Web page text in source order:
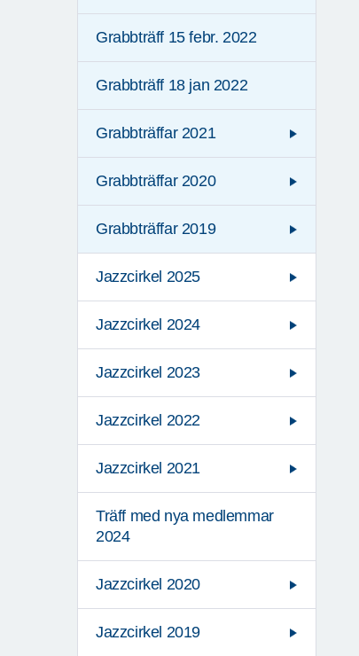
Grabbträff 15 febr. 2022
Grabbträff 18 jan 2022
Grabbträffar 2021
Grabbträffar 2020
Grabbträffar 2019
Jazzcirkel 2025
Jazzcirkel 2024
Jazzcirkel 2023
Jazzcirkel 2022
Jazzcirkel 2021
Träff med nya medlemmar
2024
Jazzcirkel 2020
Jazzcirkel 2019